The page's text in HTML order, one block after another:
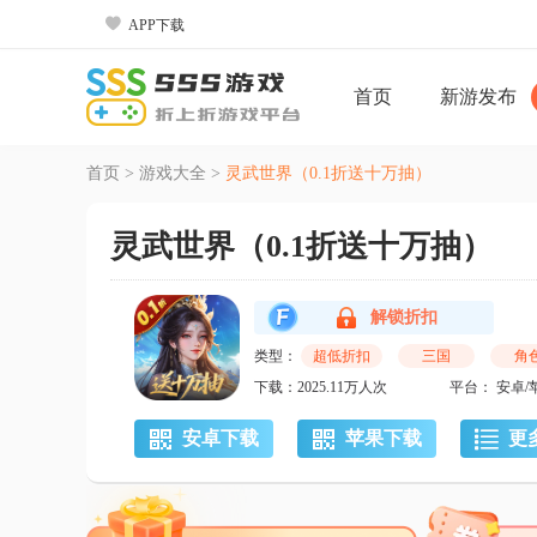
 APP下载
首页 新游发布
首页 > 游戏大全 > 灵武世界（0.1折送十万抽）
灵武世界（0.1折送十万抽）
解锁折扣
类型： 超低折扣 三国
角
下载：2025.11万人次
平台： 安卓/
 安卓下载  苹果下载  更